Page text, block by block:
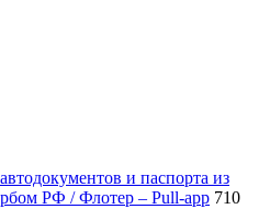
и паспорта из
РФ / Флотер – Pull-app 710